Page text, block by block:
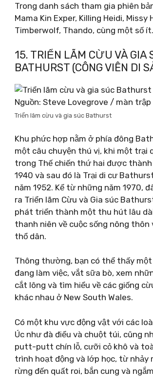
Trong danh sách tham gia phiên
Mama Kin Exper, Killing Heidi, Missy
Timberwolf, Thando, cùng một số ít.
15. TRIỂN LÃM CỪU VÀ GIA
BATHURST (CÔNG VIÊN DI
Nguồn: Steve Lovegrove / màn trập
Triển lãm cừu và gia súc Bathurst
Khu phức hợp nằm ở phía đông
một câu chuyện thú vị, khi một trại
trong Thế chiến thứ hai được thành
1940 và sau đó là Trại di cư
năm 1952. Kể từ những năm 1970,
ra Triển lãm Cừu và Gia súc
phát triển thành một thu hút lâu
thanh niên về cuộc sống nông thôn
thổ dân.
Thông thường, bạn có thể thấy một
đang làm việc, vắt sữa bò, xem
cắt lông và tìm hiểu về các giống
khác nhau ở New South Wales.
Có một khu vực động vật với các
Úc như đà điểu và chuột túi, cũng
putt-putt chín lỗ, cưỡi cỏ khô và
trình hoạt động và lớp học, từ nhảy
rừng đến quất roi, bắn cung và